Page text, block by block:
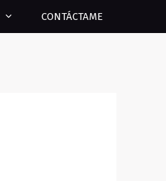
CONTÁCTAME